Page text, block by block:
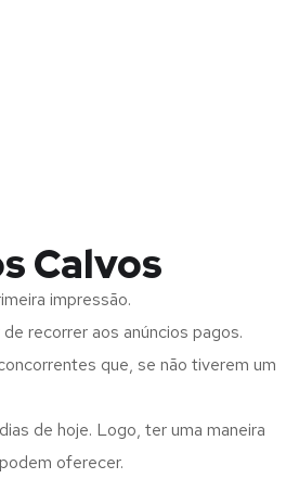
Calvos
impressão.
recorrer aos anúncios pagos.
que, se não tiverem um
de hoje. Logo, ter uma maneira
oferecer.